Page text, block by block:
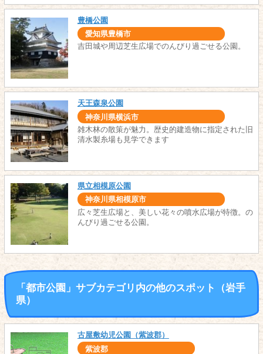
豊橋公園
愛知県豊橋市
吉田城や周辺芝生広場でのんびり過ごせる公園。
天王森泉公園
神奈川県横浜市
雑木林の散策が魅力。歴史的建造物に指定された旧
清水製糸場も見学できます
県立相模原公園
神奈川県相模原市
広々芝生広場と、美しい花々の噴水広場が特徴。の
んびり過ごせる公園。
「都市公園」サブカテゴリ内の他のスポット（岩手
県）
古屋敷幼児公園（紫波郡）
紫波郡